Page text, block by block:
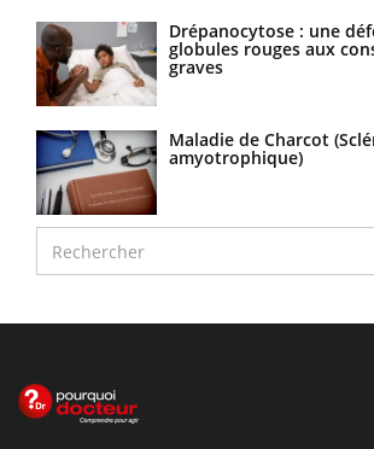
Drépanocytose : une
globules rouges aux
graves
Maladie de Charcot
amyotrophique)